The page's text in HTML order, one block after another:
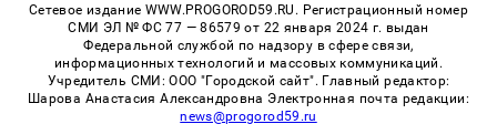
Сетевое издание WWW.PROGOROD59.RU. Регистрационный номер
СМИ ЭЛ № ФС 77 — 86579 от 22 января 2024 г. выдан
Федеральной службой по надзору в сфере связи,
информационных технологий и массовых коммуникаций.
Учредитель СМИ: ООО "Городской сайт". Главный редактор:
Шарова Анастасия Александровна Электронная почта редакции:
news@progorod59.ru